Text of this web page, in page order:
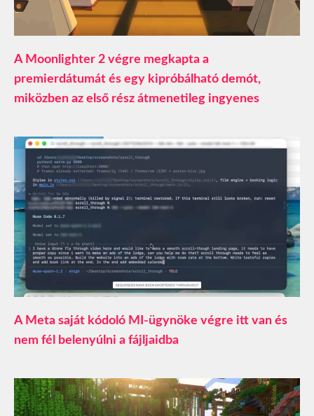
A Moonlighter 2 végre megkapta a
premierdátumát és egy kipróbálható demót,
miközben az első rész átmenetileg ingyenes
A Meta saját kódoló MI-ügynöke végre itt van és
nem fél belenyúlni a fájljaidba